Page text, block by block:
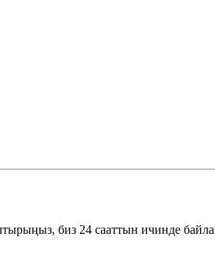
биз 24 сааттын ичинде